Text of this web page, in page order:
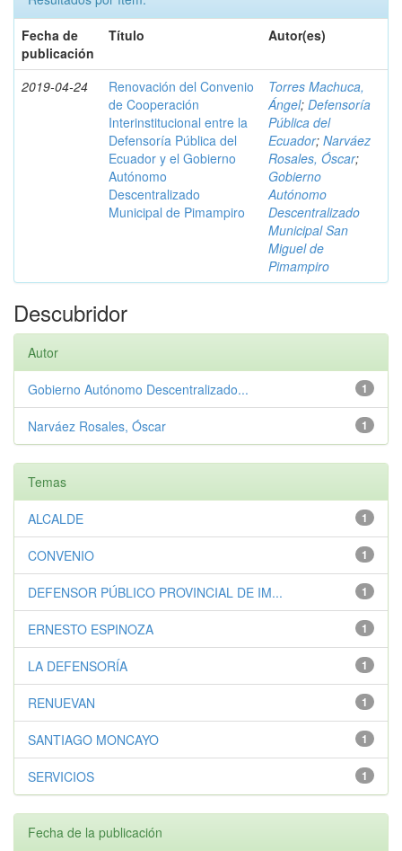
Fecha de
publicación
Título Autor(es)
2019-04-24
Renovación del Convenio
de Cooperación
Interinstitucional entre la
Defensoría Pública del
Ecuador y el Gobierno
Autónomo
Descentralizado
Municipal de Pimampiro
Torres Machuca,
Ángel; Defensoría
Pública del
Ecuador; Narváez
Rosales, Óscar;
Gobierno
Autónomo
Descentralizado
Municipal San
Miguel de
Pimampiro
Descubridor
Autor
1
Gobierno Autónomo Descentralizado...
1
Narváez Rosales, Óscar
Temas
1
ALCALDE
1
CONVENIO
1
DEFENSOR PÚBLICO PROVINCIAL DE IM...
1
ERNESTO ESPINOZA
1
LA DEFENSORÍA
1
RENUEVAN
1
SANTIAGO MONCAYO
1
SERVICIOS
Fecha de la publicación